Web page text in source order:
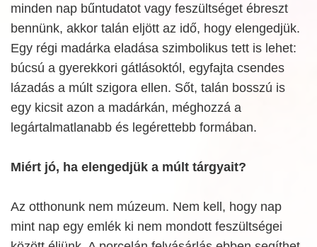
minden nap bűntudatot vagy feszültséget ébreszt
bennünk, akkor talán eljött az idő, hogy elengedjük.
Egy régi madárka eladása szimbolikus tett is lehet:
búcsú a gyerekkori gátlásoktól, egyfajta csendes
lázadás a múlt szigora ellen. Sőt, talán bosszú is
egy kicsit azon a madárkán, méghozzá a
legártalmatlanabb és legérettebb formában.
Miért jó, ha elengedjük a múlt tárgyait?
Az otthonunk nem múzeum. Nem kell, hogy nap
mint nap egy emlék ki nem mondott feszültségei